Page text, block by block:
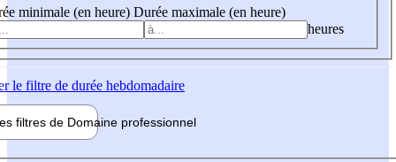
minimale (en heure) Durée maximale (en heure)
heures
le filtre de durée hebdomadaire
filtres de Domaine professionnel